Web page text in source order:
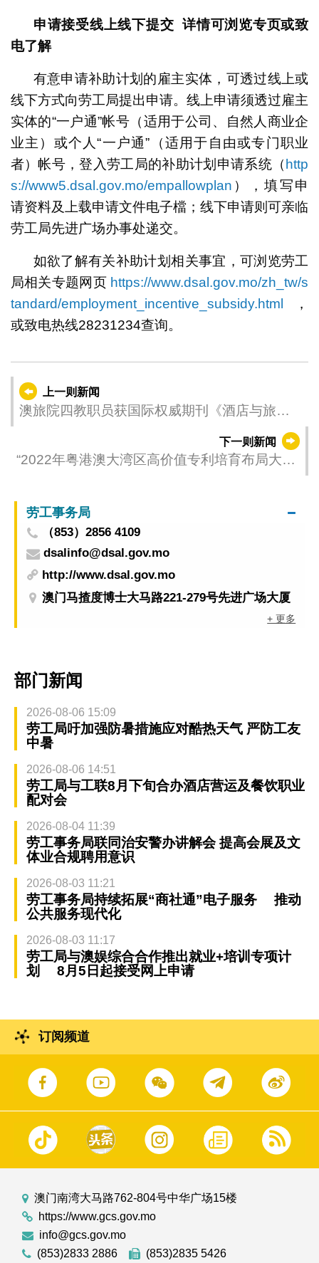
申请接受线上线下提交 详情可浏览专页或致
电了解
有意申请补助计划的雇主实体，可透过线上或
线下方式向劳工局提出申请。线上申请须透过雇主
实体的“一户通”帐号（适用于公司、自然人商业企
业主）或个人“一户通”（适用于自由或专门职业
者）帐号，登入劳工局的补助计划申请系统（http
s://www5.dsal.gov.mo/empallowplan ），填写申
请资料及上载申请文件电子檔；线下申请则可亲临
劳工局先进广场办事处递交。
如欲了解有关补助计划相关事宜，可浏览劳工
局相关专题网页 https://www.dsal.gov.mo/zh_tw/s
tandard/employment_incentive_subsidy.html ，
或致电热线28231234查询。
上一则新闻
澳旅院四教职员获国际权威期刊《酒店与旅游
下一则新闻
“2022年粤港澳大湾区高价值专利培育布局大赛”
劳工事务局
（853）2856 4109
dsalinfo@dsal.gov.mo
http://www.dsal.gov.mo
澳门马揸度博士大马路221-279号先进广场大厦
+ 更多
部门新闻
2026-08-06 15:09
劳工局吁加强防暑措施应对酷热天气 严防工友
中暑
2026-08-06 14:51
劳工局与工联8月下旬合办酒店营运及餐饮职业
配对会
2026-08-04 11:39
劳工事务局联同治安警办讲解会 提高会展及文
体业合规聘用意识
2026-08-03 11:21
劳工事务局持续拓展“商社通”电子服务 推动
公共服务现代化
2026-08-03 11:17
劳工局与澳娱综合合作推出就业+培训专项计
划 8月5日起接受网上申请
订阅频道
澳门南湾大马路762-804号中华广场15楼
https://www.gcs.gov.mo
info@gcs.gov.mo
(853)2833 2886
(853)2835 5426